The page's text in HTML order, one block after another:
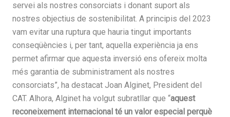
servei als nostres consorciats i donant suport als
nostres objectius de sostenibilitat. A principis del 2023
vam evitar una ruptura que hauria tingut importants
conseqüències i, per tant, aquella experiència ja ens
permet afirmar que aquesta inversió ens ofereix molta
més garantia de subministrament als nostres
consorciats”, ha destacat Joan Alginet, President del
CAT. Alhora, Alginet ha volgut subratllar que “aquest
reconeixement internacional té un valor especial perquè